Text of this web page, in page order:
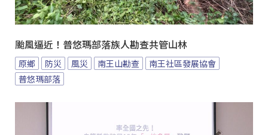
颱風逼近！普悠瑪部落族人勘查共管山林
原鄉 防災 風災 南王山勘查
南王社區發展協會
普悠瑪部落